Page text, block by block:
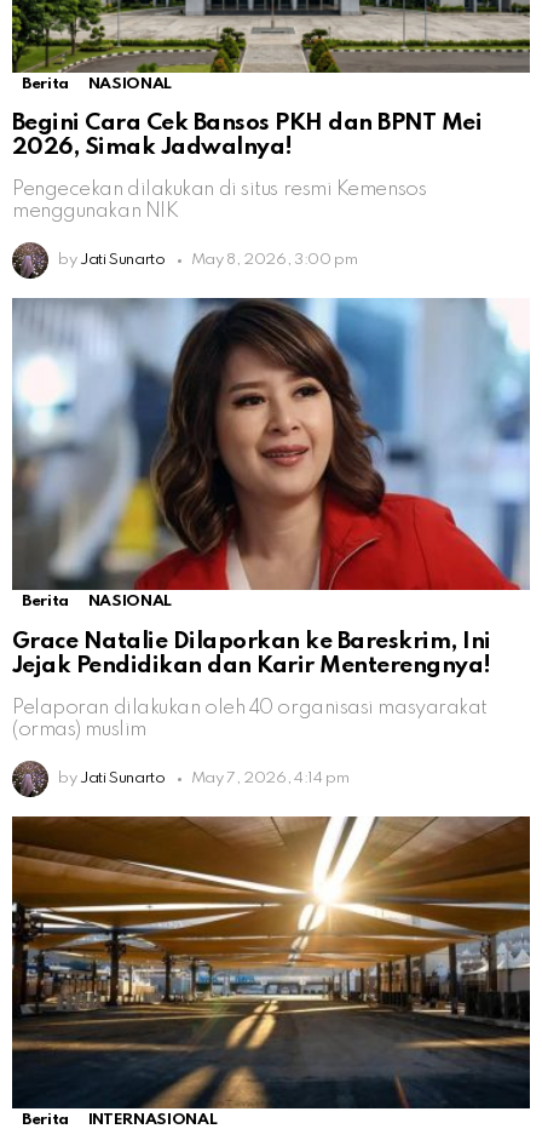
Berita NASIONAL
Begini Cara Cek Bansos PKH dan BPNT Mei
2026, Simak Jadwalnya!
Pengecekan dilakukan di situs resmi Kemensos
menggunakan NIK
by Jati Sunarto May 8, 2026, 3:00 pm
Berita NASIONAL
Grace Natalie Dilaporkan ke Bareskrim, Ini
Jejak Pendidikan dan Karir Menterengnya!
Pelaporan dilakukan oleh 40 organisasi masyarakat
(ormas) muslim
by Jati Sunarto May 7, 2026, 4:14 pm
Berita INTERNASIONAL